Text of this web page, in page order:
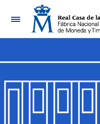
Navigation
Show/Hide